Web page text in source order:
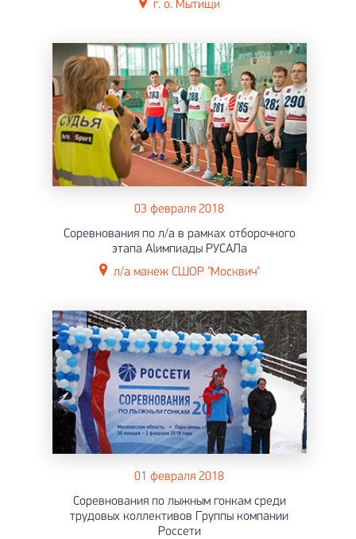
г. о. Мытищи
03 февраля 2018
Соревнования по л/а в рамках отборочного
этапа Аlимпиады РУСАЛа
л/а манеж СШОР "Москвич"
01 февраля 2018
Соревнования по лыжным гонкам среди
трудовых коллективов Группы компании
Россети